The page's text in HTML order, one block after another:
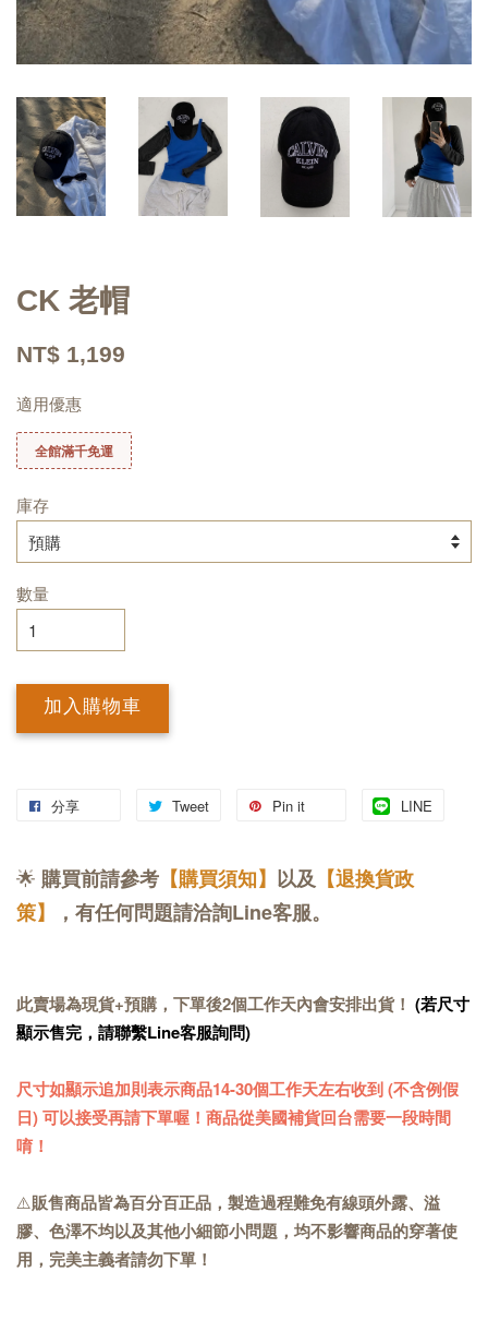
CK 老帽
NT$ 1,199
適用優惠
全館滿千免運
庫存
數量
加入購物車
分享 Tweet Pin it LINE
🌟 購買前請參考 【購買須知】 以及 【退換貨政
策】
，有任何問題請洽詢Line客服。
此賣場為現貨+預購，下單後2個工作天內會安排出貨！ (若尺寸
顯示售完，請聯繫Line客服詢問)
尺寸如顯示追加則表示商品14-30個工作天左右收到 (不含例假
日) 可以接受再請下單喔！商品從美國補貨回台需要一段時間
唷！
⚠️販售商品皆為百分百正品，製造過程難免有線頭外露、溢
膠、色澤不均以及其他小細節小問題，均不影響商品的穿著使
用，完美主義者請勿下單！